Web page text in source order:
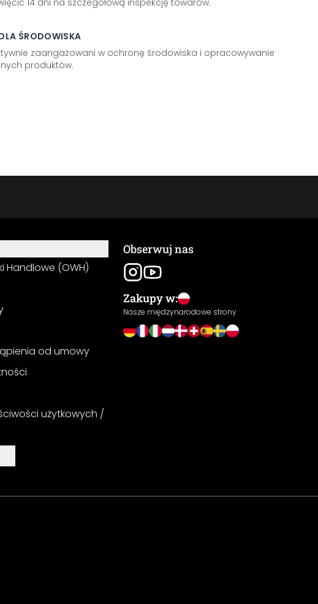
14 dni na szczegółową inspekcję towarów.
ŚRODOWISKA
zaangażowani w ochronę środowiska i opracowywanie
produktów.
Handlowe (OWH)
od umowy
użytkowych /
Obserwuj nas
Zakupy w:
Nasze międzynarodowe strony